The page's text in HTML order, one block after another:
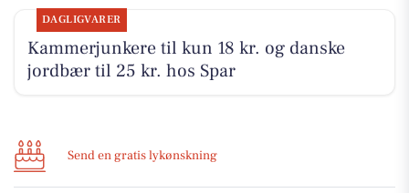
DAGLIGVARER
Kammerjunkere til kun 18 kr. og danske
jordbær til 25 kr. hos Spar
Send en gratis lykønskning